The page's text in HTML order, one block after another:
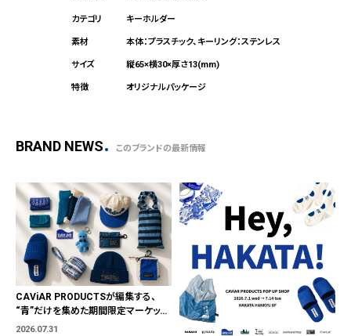
キーホルダー
本体：プラスチック、キーリング：ステンレス
縦65×横30×厚さ13(mm)
オリジナルパッケージ
BRAND NEWS このブランドの最新情報
CAViAR PRODUCTSが編集する、
“青”だけを集めた期間限定マーケット
「BLUE MARKET」が横浜に。ブランド
2026.07.31